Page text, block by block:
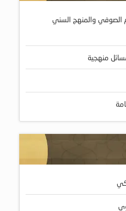
الصوفي والمنهج السني
منهجية